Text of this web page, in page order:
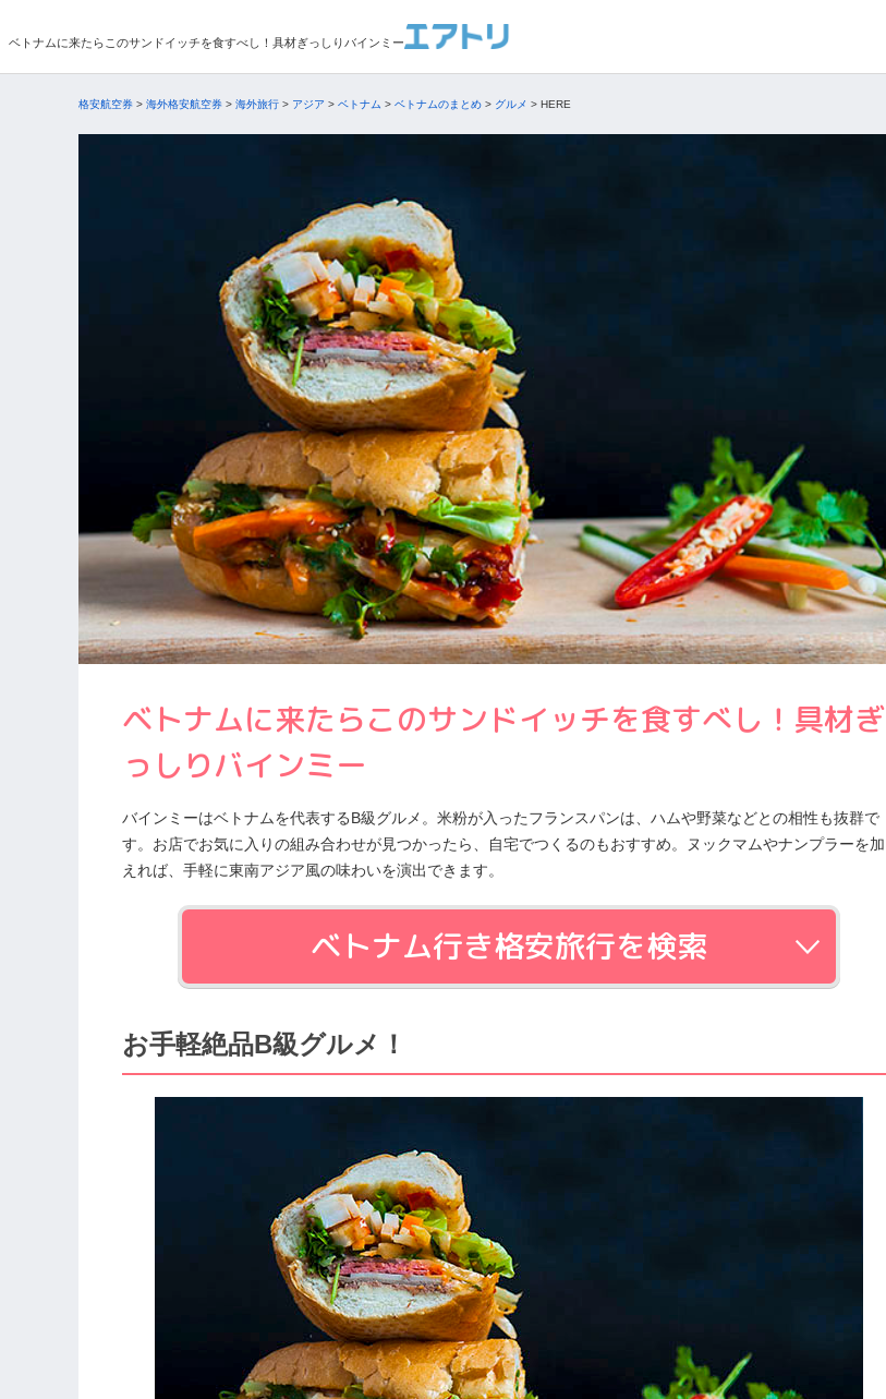
ベトナムに来たらこのサンドイッチを食すべし！具材ぎっしりバインミー
格安航空券 > 海外格安航空券 > 海外旅行 > アジア > ベトナム > ベトナムのまとめ > グルメ > HERE
ベトナムに来たらこのサンドイッチを食すべし！具材ぎ
っしりバインミー
バインミーはベトナムを代表するB級グルメ。米粉が入ったフランスパンは、ハムや野菜などとの相性も抜群で
す。お店でお気に入りの組み合わせが見つかったら、自宅でつくるのもおすすめ。ヌックマムやナンプラーを加
えれば、手軽に東南アジア風の味わいを演出できます。
ベトナム行き格安旅行を検索
お手軽絶品B級グルメ！